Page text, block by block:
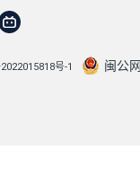
号-1 闽公